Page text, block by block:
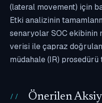
(lateral movement) için
Etki analizinin
senaryolar SOC
verisi ile çapraz
müdahale (IR)
Önerilen